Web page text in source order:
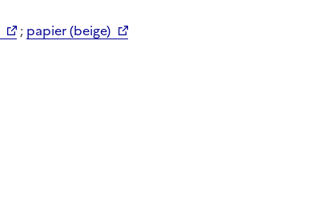
; papier (beige)